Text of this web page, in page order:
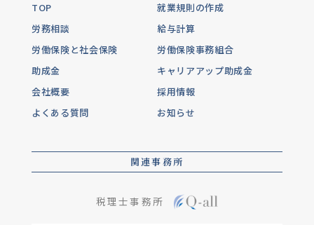
TOP
就業規則の作成
労務相談
給与計算
労働保険と社会保険
労働保険事務組合
助成金
キャリアアップ助成金
会社概要
採用情報
よくある質問
お知らせ
関連事務所
税理士事務所